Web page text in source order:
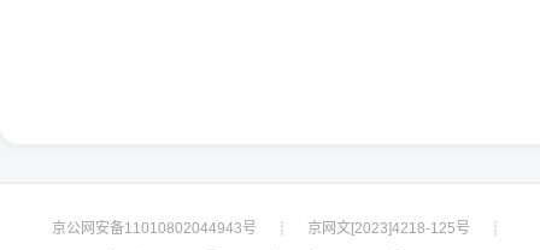
京公网安备11010802044943号 ┊ 京网文[2023]4218-125号
┊